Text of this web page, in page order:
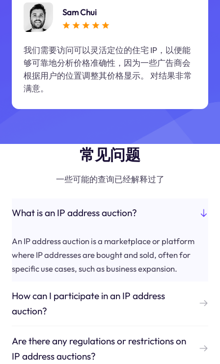
Sam Chui
我们需要访问可以灵活定位的住宅 IP，以便能
够可靠地分析价格准确性，因为一些广告商会
根据用户的位置调整其价格显示。 对结果非常
满意。
常见问题
一些可能的查询已经解释过了
What is an IP address auction?
An IP address auction is a marketplace or platform
where IP addresses are bought and sold, often for
specific use cases, such as business expansion.
How can I participate in an IP address
auction?
Are there any regulations or restrictions on
IP address auctions?